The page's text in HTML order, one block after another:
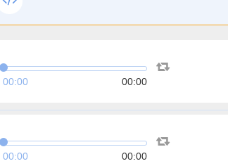
00:00 00:00
00:00 00:00